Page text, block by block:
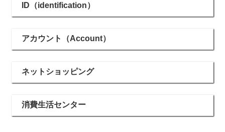
ID（identification）
アカウント（Account）
ネットショッピング
消費生活センター